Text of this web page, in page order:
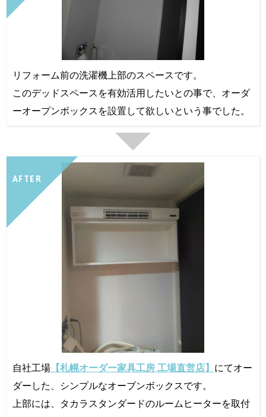
リフォーム前の洗濯機上部のスペースです。
このデッドスペースを有効活用したいとの事で、オーダ
ーオープンボックスを設置して欲しいという事でした。
AFTER
自社工場 【札幌オーダー家具工房 工場直営店】 にてオー
ダーした、シンプルなオーブンボックスです。
上部には、タカラスタンダードのルームヒーターを取付